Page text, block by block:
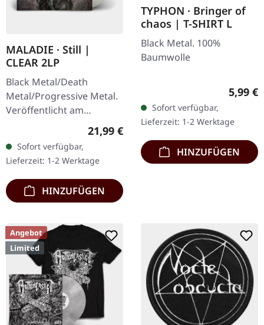
MALADIE · Still |
CLEAR 2LP
Black Metal/Death
Metal/Progressive Metal.
Veröffentlicht am
10.04.2015, auf Supreme
Transparentes Doppel-
Vinyl im schweren…
Regulärer Preis:
21,99 €
Sofort verfügbar,
Lieferzeit: 1-2 Werktage
HINZUFÜGEN
TYPHON · Bringer of
chaos | T-SHIRT L
Black Metal. 100%
Baumwolle
5,99 €
Sofort verfügbar,
Lieferzeit: 1-2 Werktage
HINZUFÜGEN
Angebot
Limited